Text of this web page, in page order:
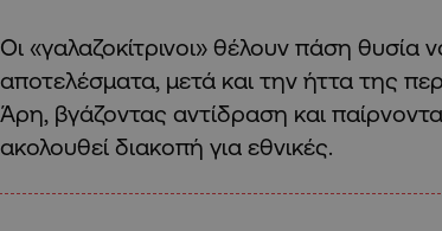
Οι «γαλαζοκίτρινοι» θέλουν πάση
αποτελέσματα, μετά και την ήττα της
Άρη, βγάζοντας αντίδραση και
ακολουθεί διακοπή για εθνικές.